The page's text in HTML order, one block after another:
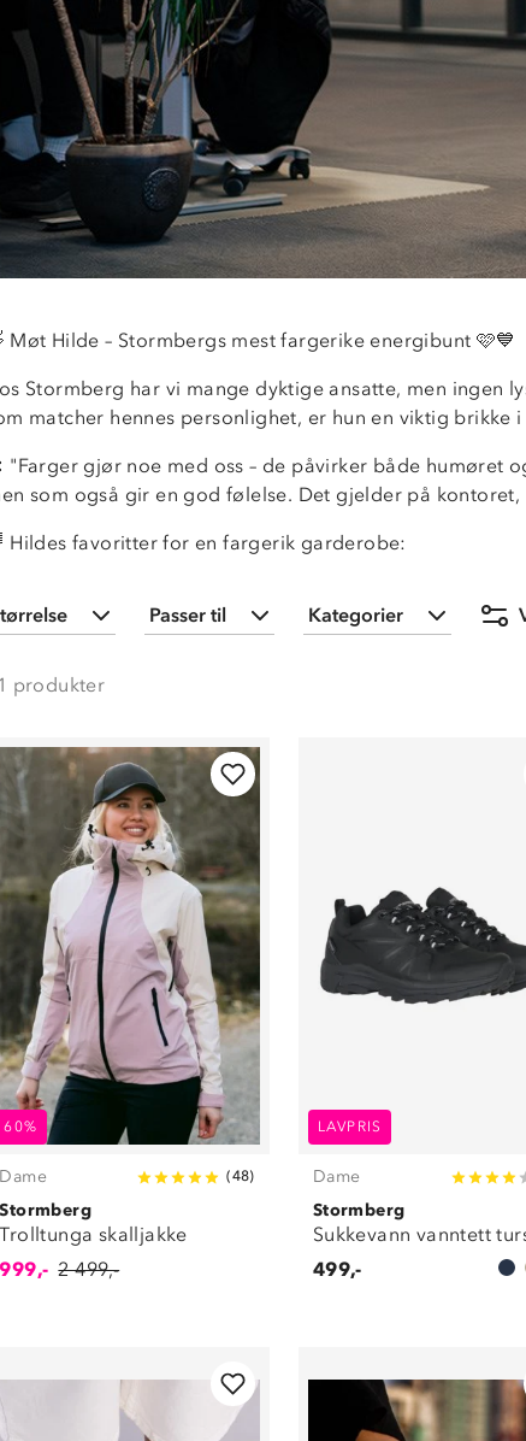
Møt Hilde – Stormbergs mest fargerike energibunt 🩷💙
Stormberg har vi mange dyktige ansatte, men ingen
matcher hennes personlighet, er hun en viktig
"Farger gjør noe med oss – de påvirker både humøret
som også gir en god følelse. Det gjelder på kontoret,
Hildes favoritter for en fargerik garderobe:
36 (8)
39 (14)
10)
8)
(15 )
(22
M
21
L (14)
XL (9 )
XXL 7 )
3XL
6 )
4XL ( 1)
5XL (1)
Passer til Kategorier
Shorts (1)
Sko ( 16)
Sneakers
2)
Tursko
( 9)
produkter
60%
Dame (48)
Stormberg
Trolltunga skalljakke
999,- 2 499,-
LAVPRIS
Dame
Stormberg
Sukkevann vanntett
499,-